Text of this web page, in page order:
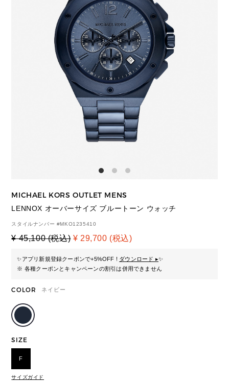
MICHAEL KORS OUTLET MENS
LENNOX オーバーサイズ ブルートーン ウォッチ
スタイルナンバー #MKO1235410
¥ 45,100 (税込) ¥ 29,700 (税込)
✨アプリ新規登録クーポンで+5%OFF ! ダウンロード ▸✨
※ 各種クーポンとキャンペーンの割引は併用できません
COLOR ネイビー
SIZE
F
サイズガイド